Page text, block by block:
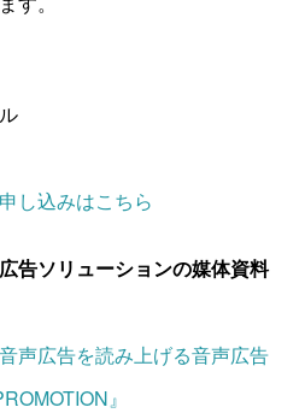
し込みはこちら
告ソリューションの媒体資料
声広告を読み上げる音声広告
』